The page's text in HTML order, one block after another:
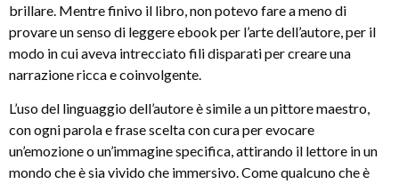
brillare. Mentre finivo il libro, non potevo fare a meno di
provare un senso di leggere ebook per l’arte dell’autore, per il
modo in cui aveva intrecciato fili disparati per creare una
narrazione ricca e coinvolgente.
L’uso del linguaggio dell’autore è simile a un pittore maestro,
con ogni parola e frase scelta con cura per evocare
un’emozione o un’immagine specifica, attirando il lettore in un
mondo che è sia vivido che immersivo. Come qualcuno che è